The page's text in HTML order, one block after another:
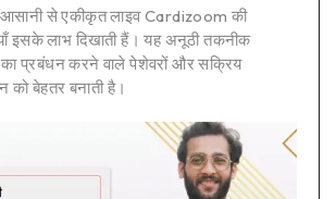
से एकीकृत लाइव Cardizoom की
इसके लाभ दिखाती हैं। यह अनूठी तकनीक
का प्रबंधन करने वाले पेशेवरों और सक्रिय
को बेहतर बनाती है।